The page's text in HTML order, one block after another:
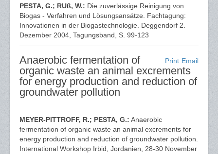
PESTA, G.; RUß, W.: Die zuverlässige Reinigung von
Biogas - Verfahren und Lösungsansätze. Fachtagung:
Innovationen in der Biogastechnologie. Deggendorf 2.
Dezember 2004, Tagungsband, S. 99-123
Email
Print
Anaerobic fermentation of
organic waste an animal excrements
for energy production and reduction of
groundwater pollution
MEYER-PITTROFF, R.; PESTA, G.: Anaerobic
fermentation of organic waste an animal excrements for
energy production and reduction of groundwater pollution.
International Workshop Irbid, Jordanien, 28-30 November